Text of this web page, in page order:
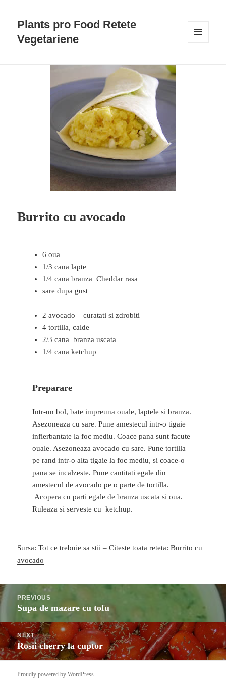
Plants pro Food Retete
Vegetariene
Burrito cu avocado
6 oua
1/3 cana lapte
1/4 cana branza Cheddar rasa
sare dupa gust
2 avocado – curatati si zdrobiti
4 tortilla, calde
2/3 cana branza uscata
1/4 cana ketchup
Preparare
Intr-un bol, bate impreuna ouale, laptele si branza.
Asezoneaza cu sare. Pune amestecul intr-o tigaie
infierbantate la foc mediu. Coace pana sunt facute
ouale. Asezoneaza avocado cu sare. Pune tortilla
pe rand intr-o alta tigaie la foc mediu, si coace-o
pana se incalzeste. Pune cantitati egale din
amestecul de avocado pe o parte de tortilla.
Acopera cu parti egale de branza uscata si oua.
Ruleaza si serveste cu ketchup.
Sursa:Tot ce trebuie sa stii – Citeste toata reteta:Burrito cu
avocado
Post
navigation
PREVIOUS
Previous
Supa de mazare cu tofu
NEXT
Next
post:
Rosii cherry la cuptor
Proudly powered by WordPress